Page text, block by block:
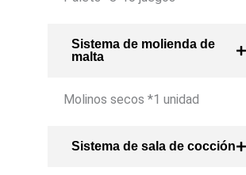
Sistema de molienda de
malta
Molinos secos *1 unidad
Sistema de sala de cocción